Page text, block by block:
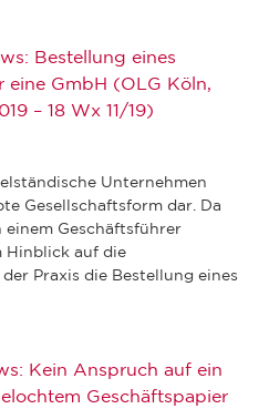
Bestellung eines
eine GmbH (OLG Köln,
– 18 Wx 11/19)
Unternehmen
Gesellschaftsform dar. Da
einem Geschäftsführer
Hinblick auf die
Praxis die Bestellung eines
Kein Anspruch auf ein
Geschäftspapier